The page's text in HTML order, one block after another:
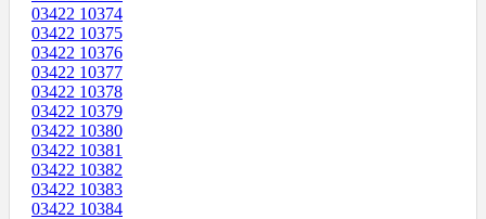
03422 10374
03422 10375
03422 10376
03422 10377
03422 10378
03422 10379
03422 10380
03422 10381
03422 10382
03422 10383
03422 10384